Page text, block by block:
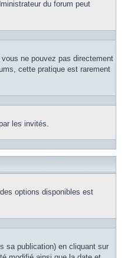
du forum peut
ne pouvez pas directement
cette pratique est rarement
les invités.
options disponibles est
sa publication) en cliquant sur